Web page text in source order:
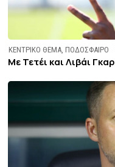
ΚΕΝΤΡΙΚΟ ΘΕΜΑ ,ΠΟΔΟΣΦΑΙΡΟ
Με Τετέι και Λιβάι